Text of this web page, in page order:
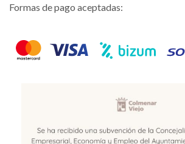
Formas de pago aceptadas: